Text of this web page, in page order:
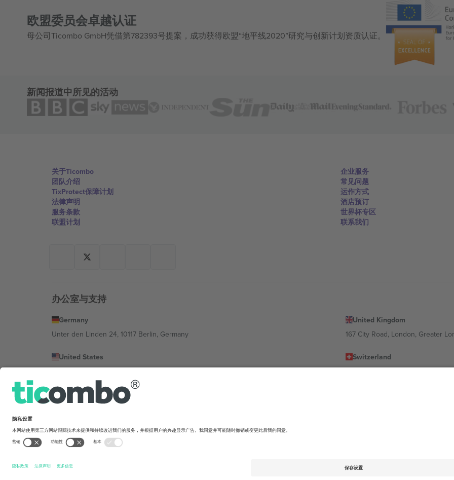
欧盟委员会卓越认证
母公司Ticombo GmbH凭借第782393号提案，成功获得欧盟“地平线2020”研究与创新计划资质认证。
新闻报道中所见的活动
关于Ticombo
团队介绍
TixProtect保障计划
法律声明
服务条款
联盟计划
企业服务
常见问题
运作方式
酒店预订
世界杯专区
联系我们
办公室与支持
Germany
Unter den Linden 24, 10117 Berlin, Germany
United Kingdom
167 City Road, London, Greater
United States
Switzerland
Bulgaria
Mexico
Av Chapultepec 360, Roma Norte, Cuauhtémoc, 06700 Ciudad de México, CDMX, Mexico
平台提供商的法律实体可能会因地点、活动和/或领域而有所不同。有关详细信息，请查看特定活动页面、版权声明和条款。,